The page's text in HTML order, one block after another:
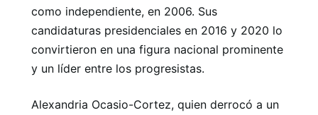
como independiente, en 2006. Sus
candidaturas presidenciales en 2016 y 2020 lo
convirtieron en una figura nacional prominente
y un líder entre los progresistas.
Alexandria Ocasio-Cortez, quien derrocó a un